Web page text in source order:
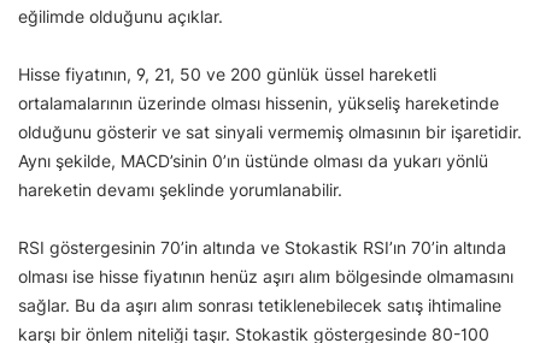
eğilimde olduğunu açıklar.
Hisse fiyatının, 9, 21, 50 ve 200 günlük üssel hareketli
ortalamalarının üzerinde olması hissenin, yükseliş hareketinde
olduğunu gösterir ve sat sinyali vermemiş olmasının bir işaretidir.
Aynı şekilde, MACD’sinin 0’ın üstünde olması da yukarı yönlü
hareketin devamı şeklinde yorumlanabilir.
RSI göstergesinin 70’in altında ve Stokastik RSI’ın 70’in altında
olması ise hisse fiyatının henüz aşırı alım bölgesinde olmamasını
sağlar. Bu da aşırı alım sonrası tetiklenebilecek satış ihtimaline
karşı bir önlem niteliği taşır. Stokastik göstergesinde 80-100